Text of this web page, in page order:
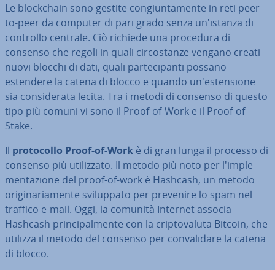
Le bloc­k­chain sono gestite con­giun­ta­men­te in reti peer-
to-peer da computer di pari grado senza un'i­stan­za di
controllo centrale. Ciò richiede una procedura di
consenso che regoli in quali cir­co­stan­ze vengano creati
nuovi blocchi di dati, quali par­te­ci­pan­ti possano
estendere la catena di blocco e quando un'e­sten­sio­ne
sia con­si­de­ra­ta lecita. Tra i metodi di consenso di questo
tipo più comuni vi sono il Proof-of-Work e il Proof-of-
Stake.
Il pro­to­col­lo Proof-of-Work è di gran lunga il processo di
consenso più uti­liz­za­to. Il metodo più noto per l'im­ple­
men­ta­zio­ne del proof-of-work è Hashcash, un metodo
ori­gi­na­ria­men­te svi­lup­pa­to per prevenire lo spam nel
traffico e-mail. Oggi, la comunità Internet associa
Hashcash prin­ci­pal­men­te con la crip­to­va­lu­ta Bitcoin, che
utilizza il metodo del consenso per con­va­li­da­re la catena
di blocco.